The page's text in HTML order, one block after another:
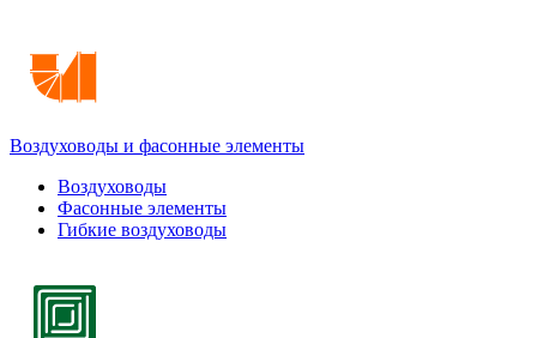
Воздуховоды и фасонные элементы
Воздуховоды
Фасонные элементы
Гибкие воздуховоды